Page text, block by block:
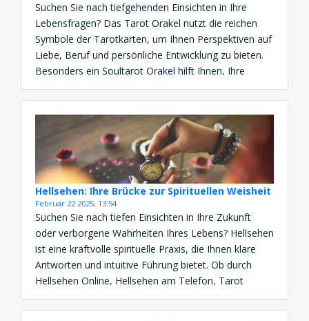
Suchen Sie nach tiefgehenden Einsichten in Ihre
Lebensfragen? Das Tarot Orakel nutzt die reichen
Symbole der Tarotkarten, um Ihnen Perspektiven auf
Liebe, Beruf und persönliche Entwicklung zu bieten.
Besonders ein Soultarot Orakel hilft Ihnen, Ihre
seelische Reise zu verstehen. Mit einem Online Tarot
Orakel können Sie diese Weisheit jederzeit
empfangen. Lassen Sie sich von der […]
Hellsehen: Ihre Brücke zur Spirituellen Weisheit
Februar 22 2025, 13:54
Suchen Sie nach tiefen Einsichten in Ihre Zukunft
oder verborgene Wahrheiten Ihres Lebens? Hellsehen
ist eine kraftvolle spirituelle Praxis, die Ihnen klare
Antworten und intuitive Führung bietet. Ob durch
Hellsehen Online, Hellsehen am Telefon, Tarot
Hellsehen oder Glaskugel Hellsehen – diese Methode
verbindet Sie mit der Weisheit des Universums. Die